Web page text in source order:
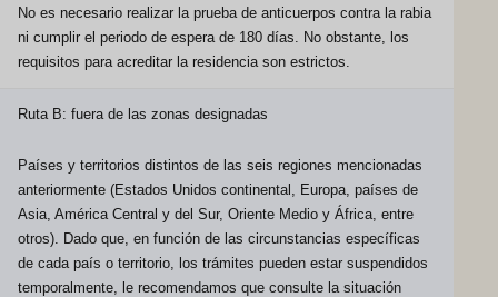
No es necesario realizar la prueba de anticuerpos contra la rabia
ni cumplir el periodo de espera de 180 días. No obstante, los
requisitos para acreditar la residencia son estrictos.
Ruta B: fuera de las zonas designadas
Países y territorios distintos de las seis regiones mencionadas
anteriormente (Estados Unidos continental, Europa, países de
Asia, América Central y del Sur, Oriente Medio y África, entre
otros). Dado que, en función de las circunstancias específicas
de cada país o territorio, los trámites pueden estar suspendidos
temporalmente, le recomendamos que consulte la situación